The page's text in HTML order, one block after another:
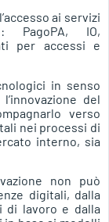
ai servizi
PagoPA, IO,
per accessi e
in senso
del
verso
nei processi di
interno, sia
non può
digitali, dalla
di lavoro e dalla